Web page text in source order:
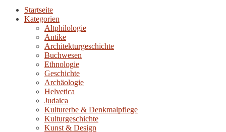
Startseite
Kategorien
Altphilologie
Antike
Architekturgeschichte
Buchwesen
Ethnologie
Geschichte
Archäologie
Helvetica
Judaica
Kulturerbe & Denkmalpflege
Kulturgeschichte
Kunst & Design